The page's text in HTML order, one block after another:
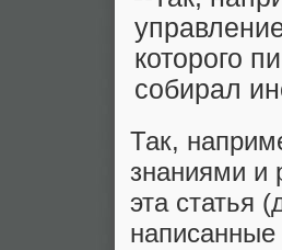
Так,
знаниями и
эта статья